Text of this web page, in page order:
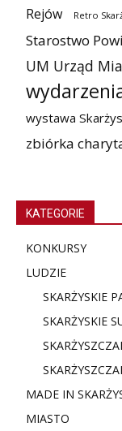
Rejów Retro
Starostwo
UM Urząd
wystawa
zbiórka
KATEGORIE
KONKURSY
LUDZIE
SKARŻYSKIE
SKARŻYSKIE
MADE IN
MIASTO